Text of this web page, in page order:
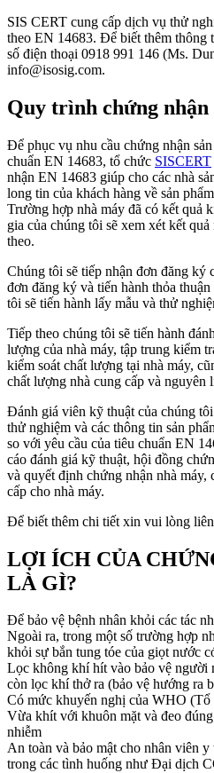
SIS CERT cung cấp dịch vụ thử
theo EN 14683. Để biết thêm
số điện thoại 0918 991 146 (Ms.
info@isosig.com.
Quy trình chứng nhận
Để phục vụ nhu cầu chứng nhận
chuẩn EN 14683, tổ chức SISCERT
nhận EN 14683 giúp cho các nhà
long tin của khách hàng về sản
Trường hợp nhà máy đã có kết quả
gia của chúng tôi sẽ xem xét kết
theo.
Chúng tôi sẽ tiếp nhận đơn đăng ký
đơn đăng ký và tiến hành thỏa
tôi sẽ tiến hành lấy mẫu và thử
Tiếp theo chúng tôi sẽ tiến hành
lượng của nhà máy, tập trung kiểm
kiểm soát chất lượng tại nhà máy,
chất lượng nhà cung cấp và nguyên
Đánh giá viên kỹ thuật của chúng
thử nghiệm và các thông tin sản
so với yêu cầu của tiêu chuẩn EN
cáo đánh giá kỹ thuật, hội đồng
và quyết định chứng nhận nhà
cấp cho nhà máy.
Để biết thêm chi tiết xin vui lòng
LỢI ÍCH CỦA
LÀ GÌ?
Để bảo vệ bệnh nhân khỏi các tác
Ngoài ra, trong một số trường hợp
khỏi sự bắn tung tóe của giọt nước
Lọc không khí hít vào bảo vệ người
còn lọc khí thở ra (bảo vệ hướng ra
Có mức khuyến nghị của WHO (Tổ
Vừa khít với khuôn mặt và đeo
nhiễm
An toàn và bảo mật cho nhân viên
trong các tình huống như Đại dịch